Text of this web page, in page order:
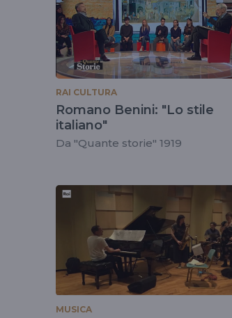
RAI CULTURA
Romano Benini: "Lo stile
italiano"
Da "Quante storie" 1919
MUSICA